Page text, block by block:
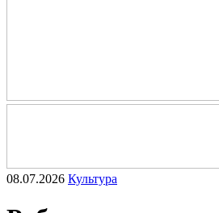
08.07.2026 Культура